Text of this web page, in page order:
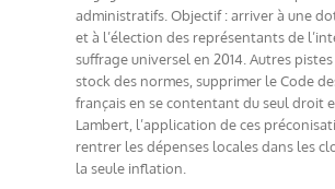
administratifs. Objectif : arriver à une
et à l’élection des représentants de
suffrage universel en 2014. Autres
stock des normes, supprimer le Code
français en se contentant du seul droit
Lambert, l’application de ces
rentrer les dépenses locales dans les
la seule inflation.